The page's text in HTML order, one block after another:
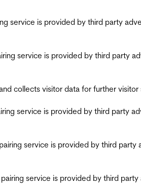
service is provided by third party
service is provided by third party
collects visitor data for further visitor
service is provided by third party
service is provided by third party
service is provided by third